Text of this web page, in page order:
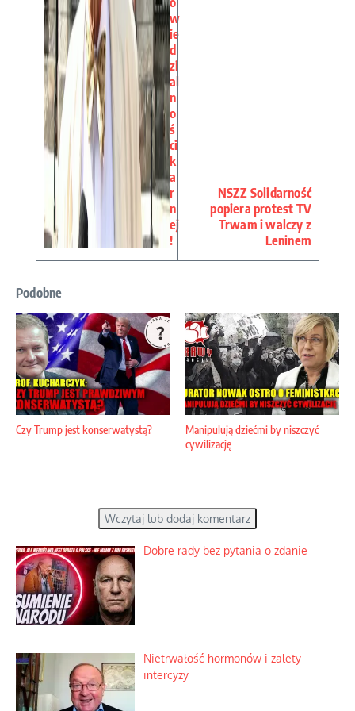
w
ie
d
zi
al
n
o
ś
ci
k
a
r
n
ej
!
NSZZ Solidarność
popiera protest TV
Trwam i walczy z
Leninem
Podobne
Czy Trump jest konserwatystą?
Manipulują dziećmi by niszczyć
cywilizację
Wczytaj lub dodaj komentarz
Dobre rady bez pytania o zdanie
Nietrwałość hormonów i zalety
intercyzy